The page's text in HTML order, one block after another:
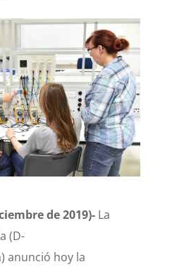
de 2019)- La
(D-
anunció hoy la